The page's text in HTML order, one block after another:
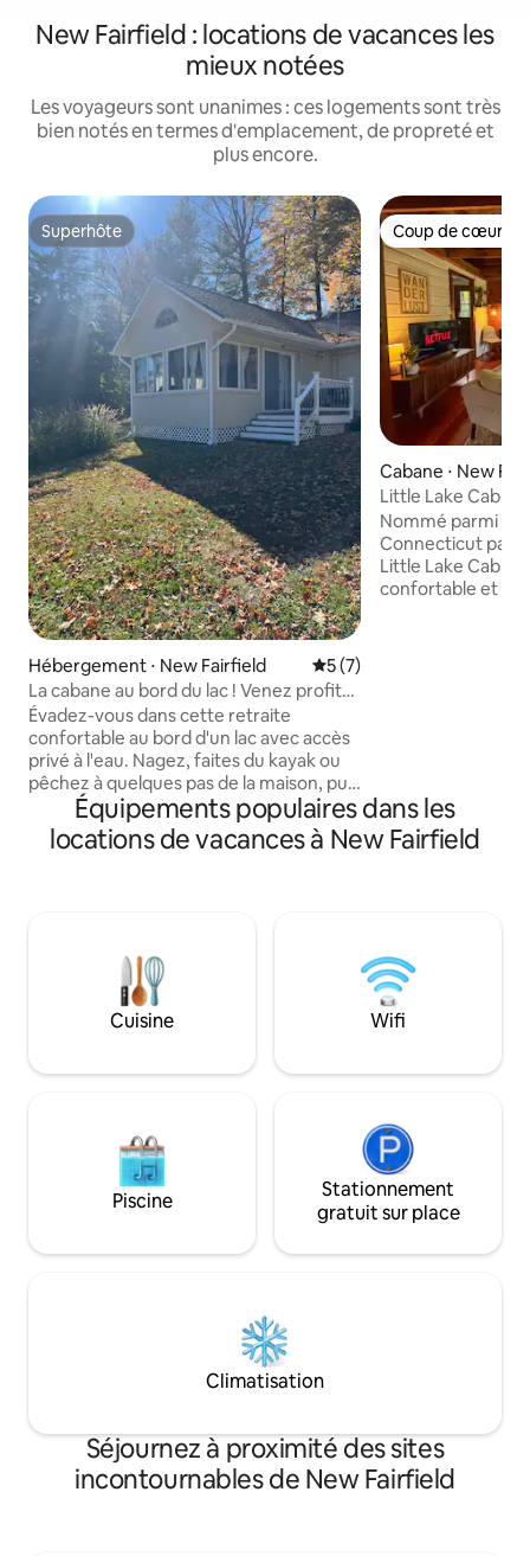
New Fairfield : locations de vacances les
mieux notées
Les voyageurs sont unanimes : ces logements sont très
bien notés en termes d'emplacement, de propreté et
plus encore.
Superhôte
Superhôte
Hébergement ⋅ New Fairfield Évaluation moyenne sur
5 (7)
La cabane au bord du lac ! Venez profiter
de Candlewood Lake
Évadez-vous dans cette retraite
confortable au bord d'un lac avec accès
privé à l'eau. Nagez, faites du kayak ou
pêchez à quelques pas de la maison, puis
détendez-vous sur le patio spacieux
avec une vue imprenable. À l'intérieur,
profitez d'un espace de vie ouvert,
couples ou les amis à la recherche de
tranquillité, d'aventure et de souvenirs
inoubliables au bord du lac. Une fois que
vous aurez réservé chez nous, nous
réduction d'une marina locale pour la
Coup de cœur
Coup de cœur
Cabane ⋅ New
Little Lake Cabin :
kayaks
Nommé parmi
Connecticut par
Little Lake Cabin
confortable et
plaisance, des
des charmantes
Équipements populaires dans les
locations de vacances à New Fairfield
Cuisine Wifi
Piscine
Stationnement
gratuit sur place
Climatisation
Séjournez à proximité des sites
incontournables de New Fairfield